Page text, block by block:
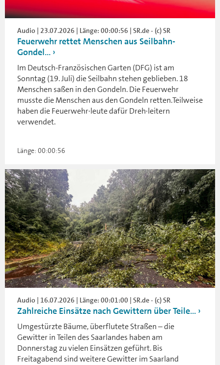
Audio | 23.07.2026 | Länge: 00:00:56 | SR.de - (c) SR
Feuerwehr rettet Menschen aus Seilbahn-
Gondel...
Im Deutsch-Französischen Garten (DFG) ist am
Sonntag (19. Juli) die Seilbahn stehen geblieben. 18
Menschen saßen in den Gondeln. Die Feuerwehr
musste die Menschen aus den Gondeln retten.Teilweise
haben die Feuerwehr·leute dafür Dreh·leitern
verwendet.
Länge: 00:00:56
Audio | 16.07.2026 | Länge: 00:01:00 | SR.de - (c) SR
Zahlreiche Einsätze nach Gewittern über Teile...
Umgestürzte Bäume, überflutete Straßen – die
Gewitter in Teilen des Saarlandes haben am
Donnerstag zu vielen Einsätzen geführt. Bis
Freitagabend sind weitere Gewitter im Saarland